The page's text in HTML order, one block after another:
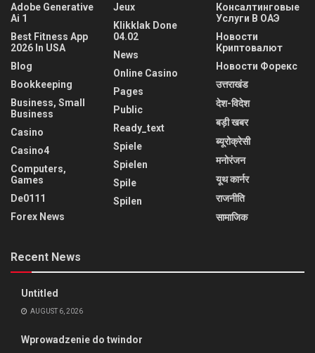
Adobe Generative
Ai 1
Best Fitness App
2026 In USA
Blog
Bookkeeping
Business, Small
Business
Casino
Casino4
Computers,
Games
De0111
Forex News
Jeux
Klikklak Done
04.02
News
Online Casino
Pages
Public
Ready_text
Spiele
Spielen
Spile
Spilen
Консалтинговые
Услуги В ОАЭ
Новости
Криптовалют
Новости Форекс
उत्तराखंड
देश-विदेश
बड़ी खबर
ब्यूरोक्रेसी
मनोरंजन
यूथ कार्नर
राजनीति
सामाजिक
Recent News
Untitled
AUGUST 6, 2026
Wprowadzenie do twindor